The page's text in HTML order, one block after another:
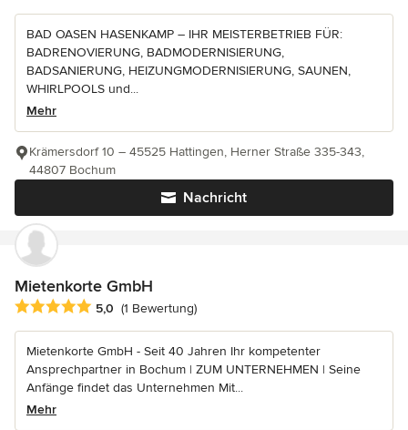
BAD OASEN HASENKAMP – IHR MEISTERBETRIEB FÜR:
BADRENOVIERUNG, BADMODERNISIERUNG,
BADSANIERUNG, HEIZUNGMODERNISIERUNG, SAUNEN,
WHIRLPOOLS und...
Mehr
Nachricht
Krämersdorf 10 – 45525 Hattingen, Herner Straße 335-343,
44807 Bochum
Mietenkorte GmbH
Durchschnittliche Bewertung: 5 von 5 Sternen
5,0 (1 Bewertung)
Mietenkorte GmbH - Seit 40 Jahren Ihr kompetenter
Ansprechpartner in Bochum | ZUM UNTERNEHMEN | Seine
Anfänge findet das Unternehmen Mit...
Mehr